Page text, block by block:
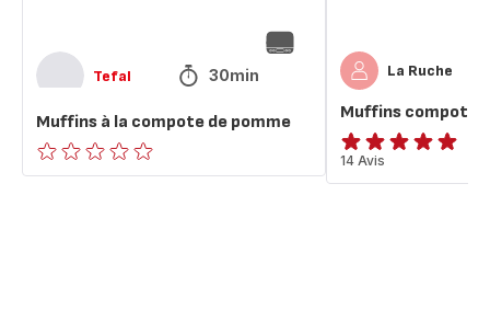
Tefal 30min
Muffins à la compote de pomme
ratings.0
La Ruche
Muffins compote
Avis
5
14 Avis